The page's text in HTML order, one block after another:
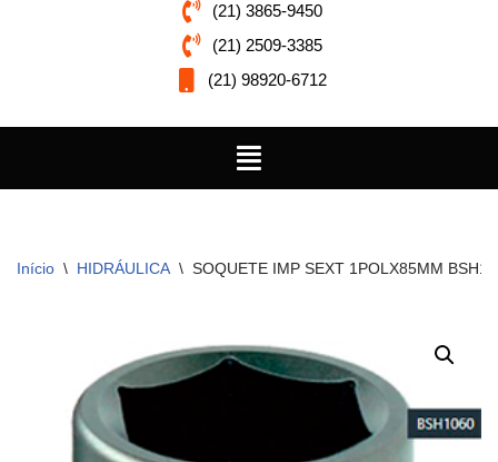
(21) 3865-9450
(21) 2509-3385
(21) 98920-6712
Início \ HIDRÁULICA \ SOQUETE IMP SEXT 1POLX85MM